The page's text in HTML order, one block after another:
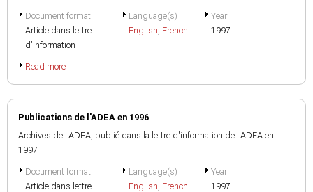
Document format
Article dans lettre
d'information
Language(s)
English, French
Year
1997
Read more
Publications de l'ADEA en 1996
Archives de l'ADEA, publié dans la lettre d'information de l'ADEA en
1997
Document format
Article dans lettre
Language(s)
English, French
Year
1997